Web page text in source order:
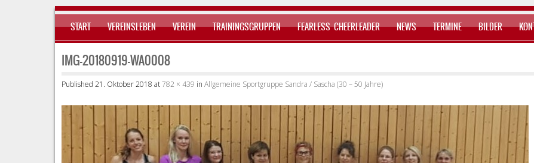
Menu
SPRINGE ZUM INHALT
START VEREINSLEBEN VEREIN TRAININGSGRUPPEN FEARLESS CHEERLEADER NEWS TERMINE BILDER
IMG-20180919-WA0008
Published21. Oktober 2018 at782 × 439 inAllgemeine Sportgruppe Sandra / Sascha (30 – 50 Jahre)